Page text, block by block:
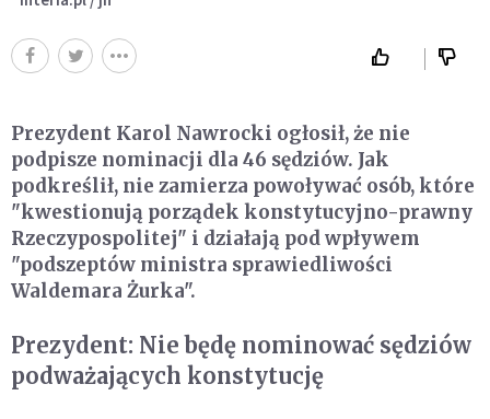
Prezydent Karol Nawrocki ogłosił, że nie
podpisze nominacji dla 46 sędziów. Jak
podkreślił, nie zamierza powoływać osób, które
"kwestionują porządek konstytucyjno-prawny
Rzeczypospolitej" i działają pod wpływem
"podszeptów ministra sprawiedliwości
Waldemara Żurka".
Prezydent: Nie będę nominować sędziów
podważających konstytucję